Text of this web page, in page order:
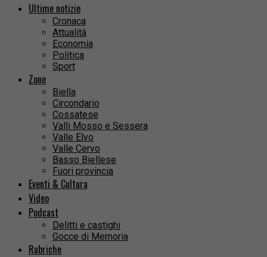
Ultime notizie
Cronaca
Attualità
Economia
Politica
Sport
Zone
Biella
Circondario
Cossatese
Valli Mosso e Sessera
Valle Elvo
Valle Cervo
Basso Biellese
Fuori provincia
Eventi & Cultura
Video
Podcast
Delitti e castighi
Gocce di Memoria
Rubriche